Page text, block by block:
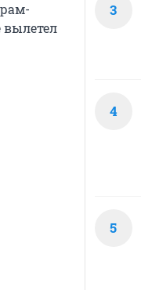
вылетел
3
4
5